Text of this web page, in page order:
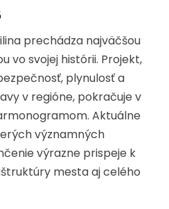
prechádza najväčšou
vo svojej histórii. Projekt,
plynulosť a
v regióne, pokračuje v
Aktuálne
významných
výrazne prispeje k
mesta aj celého